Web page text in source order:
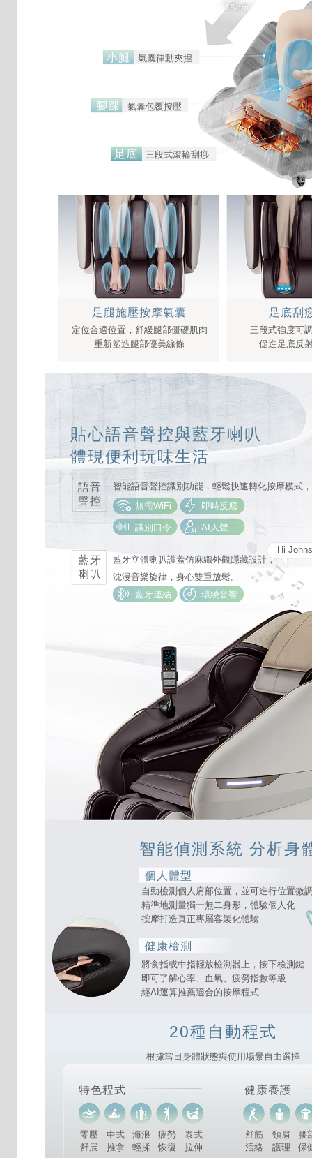
小腿 氣囊律動夾捏
腳踝 氣囊包覆按壓
足底 三段式滾輪刮痧
足腿施壓按摩氣囊
定位合適位置，舒緩腿部僵硬肌肉
重新塑造腿部優美線條
足底刮
三段式強度可
促進足底反
貼心語音聲控與藍牙喇叭
體現便利玩味生活
語音
聲控
智能語音聲控識別功能，輕鬆快速轉化按摩模式
無需WiFi
即時反應
識別口令 AI人聲
藍牙
喇叭
藍牙立體喇叭護蓋仿麻織外觀隱藏設計，
沈浸音樂旋律，身心雙重放鬆。
Hi
藍牙連結 環繞音響
智能偵測系統 分析身
個人體型
自動檢測個人肩部位置，並可進行位置微
精準地測量獨一無二身形，體驗個人化
按摩打造真正專屬客製化體驗
健康檢測
將食指或中指輕放檢測器上，按下檢測鍵
即可了解心率、血氧、疲勞指數等級
經AI運算推薦適合的按摩程式
20種自動程式
根據當日身體狀態與使用場景自由選擇
特色程式
零壓
舒展
中式
推拿
海浪
輕揉
疲勞
恢復
泰式
拉伸
健康養護
舒筋
活絡
頸肩
護理
腰
保